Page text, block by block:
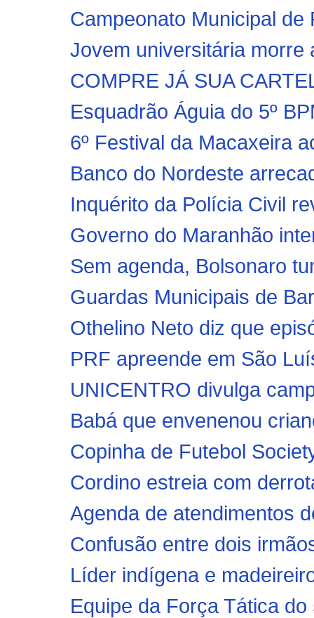
Campeonato Municipal
Jovem universitária morre
COMPRE JÁ SUA
Esquadrão Águia do 5º
6º Festival da Macaxeira
Banco do Nordeste
Inquérito da Polícia Civil
Governo do Maranhão
Sem agenda, Bolsonaro
Guardas Municipais de
Othelino Neto diz que
PRF apreende em São
UNICENTRO divulga
Babá que envenenou
Copinha de Futebol
Cordino estreia com
Agenda de atendimentos
Confusão entre dois
Líder indígena e
Equipe da Força Tática